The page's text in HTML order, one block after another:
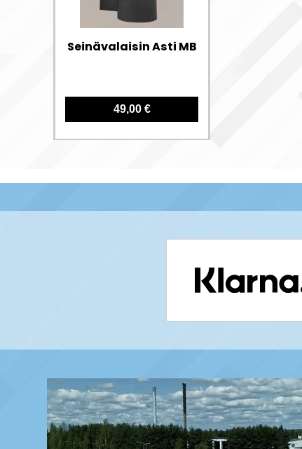
Seinävalaisin Asti MB
49,00 €